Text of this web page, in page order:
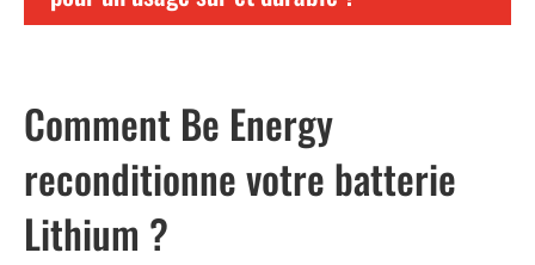
Comment Be Energy
reconditionne votre batterie
Lithium ?